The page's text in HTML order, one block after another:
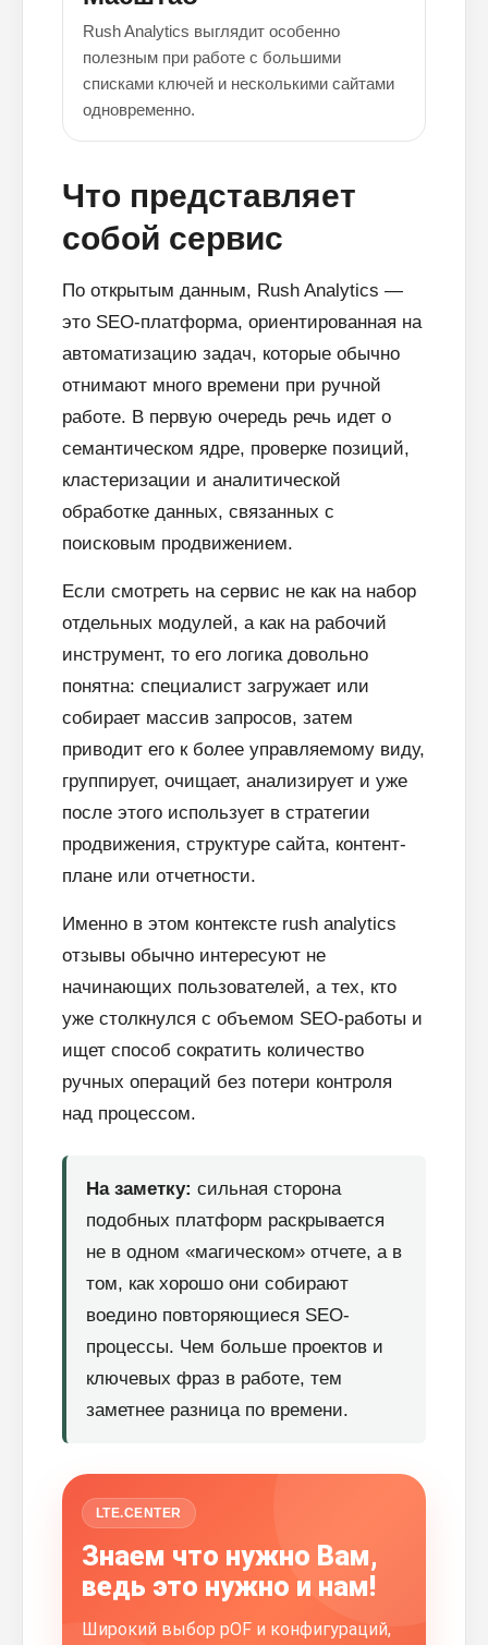
Rush Analytics выглядит особенно
полезным при работе с большими
списками ключей и несколькими сайтами
одновременно.
Что представляет
собой сервис
По открытым данным, Rush Analytics —
это SEO-платформа, ориентированная на
автоматизацию задач, которые обычно
отнимают много времени при ручной
работе. В первую очередь речь идет о
семантическом ядре, проверке позиций,
кластеризации и аналитической
обработке данных, связанных с
поисковым продвижением.
Если смотреть на сервис не как на набор
отдельных модулей, а как на рабочий
инструмент, то его логика довольно
понятна: специалист загружает или
собирает массив запросов, затем
приводит его к более управляемому виду,
группирует, очищает, анализирует и уже
после этого использует в стратегии
продвижения, структуре сайта, контент-
плане или отчетности.
Именно в этом контексте rush analytics
отзывы обычно интересуют не
начинающих пользователей, а тех, кто
уже столкнулся с объемом SEO-работы и
ищет способ сократить количество
ручных операций без потери контроля
над процессом.
На заметку: сильная сторона
подобных платформ раскрывается
не в одном «магическом» отчете, а в
том, как хорошо они собирают
воедино повторяющиеся SEO-
процессы. Чем больше проектов и
ключевых фраз в работе, тем
заметнее разница по времени.
LTE.CENTER
Знаем что нужно Вам,
ведь это нужно и нам!
Широкий выбор pOF и конфигураций,